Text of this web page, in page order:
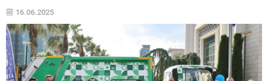
16.06.2025